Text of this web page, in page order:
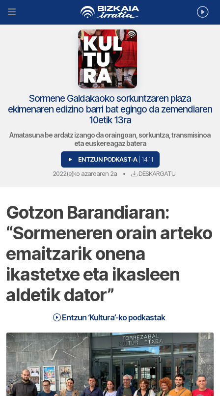
Sormene Galdakaoko sorkuntzaren plaza
ekimenaren edizino barri bat egingo da zemendiaren
10etik 13ra
Amatasuna be ardatz izango da oraingoan, sorkuntza, transmisinoa
eta euskereagaz batera
ENTZUN PODKAST-A | 14:11
2022(e)ko azaroaren 2a • DESKARGATU
Gotzon Barandiaran:
“Sormeneren orain arteko
emaitzarik onena
ikastetxe eta ikasleen
aldetik dator”
Entzun ‘Kultura’-ko podkastak